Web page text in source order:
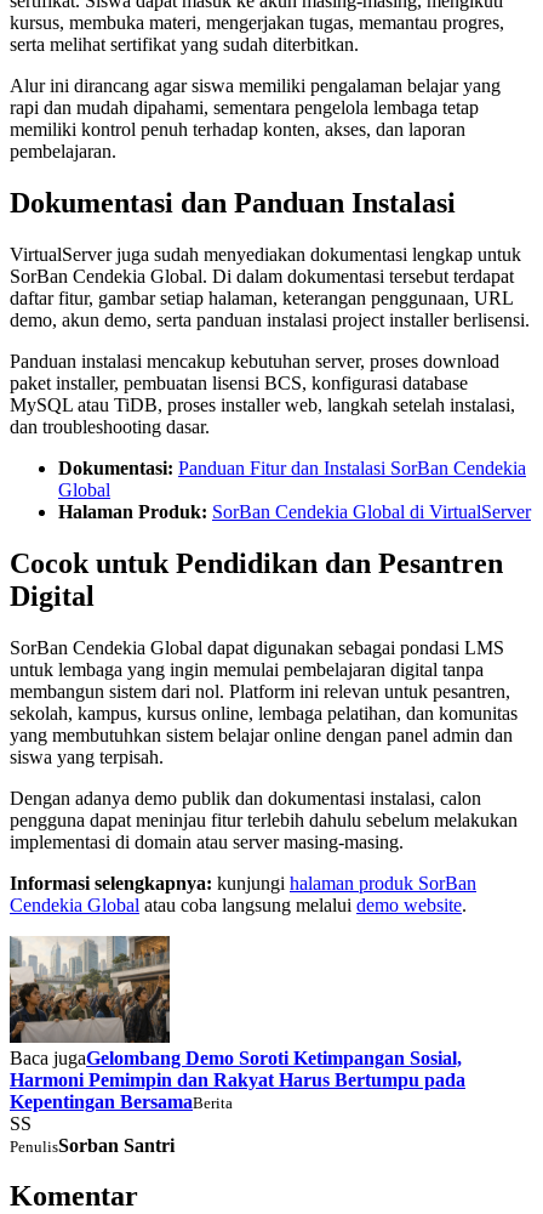
kursus, membuka materi, mengerjakan tugas, memantau progres,
serta melihat sertifikat yang sudah diterbitkan.
Alur ini dirancang agar siswa memiliki pengalaman belajar yang
rapi dan mudah dipahami, sementara pengelola lembaga tetap
memiliki kontrol penuh terhadap konten, akses, dan laporan
pembelajaran.
Dokumentasi dan Panduan Instalasi
VirtualServer juga sudah menyediakan dokumentasi lengkap untuk
SorBan Cendekia Global. Di dalam dokumentasi tersebut terdapat
daftar fitur, gambar setiap halaman, keterangan penggunaan, URL
demo, akun demo, serta panduan instalasi project installer berlisensi.
Panduan instalasi mencakup kebutuhan server, proses download
paket installer, pembuatan lisensi BCS, konfigurasi database
MySQL atau TiDB, proses installer web, langkah setelah instalasi,
dan troubleshooting dasar.
Dokumentasi: Panduan Fitur dan Instalasi SorBan Cendekia
Global
Halaman Produk: SorBan Cendekia Global di VirtualServer
Cocok untuk Pendidikan dan Pesantren
Digital
SorBan Cendekia Global dapat digunakan sebagai pondasi LMS
untuk lembaga yang ingin memulai pembelajaran digital tanpa
membangun sistem dari nol. Platform ini relevan untuk pesantren,
sekolah, kampus, kursus online, lembaga pelatihan, dan komunitas
yang membutuhkan sistem belajar online dengan panel admin dan
siswa yang terpisah.
Dengan adanya demo publik dan dokumentasi instalasi, calon
pengguna dapat meninjau fitur terlebih dahulu sebelum melakukan
implementasi di domain atau server masing-masing.
Informasi selengkapnya: kunjungi halaman produk SorBan
Cendekia Global atau coba langsung melalui demo website.
Baca jugaGelombang Demo Soroti Ketimpangan Sosial,
Harmoni Pemimpin dan Rakyat Harus Bertumpu pada
Kepentingan BersamaBerita
SS
PenulisSorban Santri
Komentar